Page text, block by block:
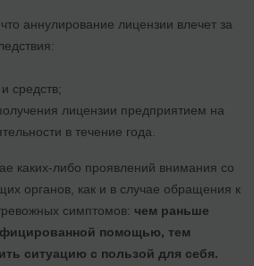
аннулирование лицензии влечет за
средств;
лицензии предприятием на
в течение года.
каких-либо проявлений внимания со
органов, как и в случае обращения к
симптомов: чем раньше
помощью, тем
ситуацию с пользой для себя.